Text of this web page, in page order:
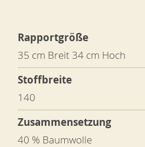
Rapportgröße
35 cm Breit 34 cm Hoch
Stoffbreite
140
Zusammensetzung
40 % Baumwolle